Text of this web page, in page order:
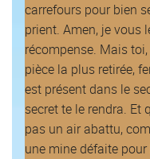
carrefours pour bien
prient. Amen, je vous
récompense. Mais
pièce la plus retirée,
est présent dans le
secret te le rendra. Et
pas un air abattu,
une mine défaite